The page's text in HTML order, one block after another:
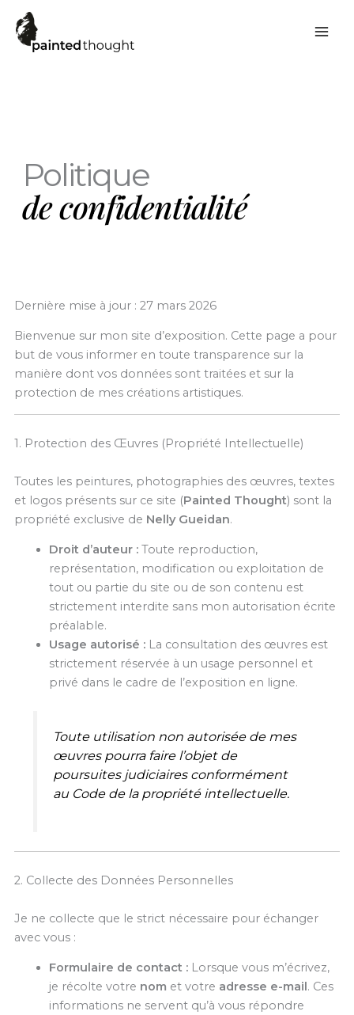
contenu
Politique
de confidentialité
Dernière mise à jour : 27 mars 2026
Bienvenue sur mon site d’exposition. Cette page a pour
but de vous informer en toute transparence sur la
manière dont vos données sont traitées et sur la
protection de mes créations artistiques.
1. Protection des Œuvres (Propriété Intellectuelle)
Toutes les peintures, photographies des œuvres, textes
et logos présents sur ce site (Painted Thought) sont la
propriété exclusive de Nelly Gueidan.
Droit d’auteur :Toute reproduction,
représentation, modification ou exploitation de
tout ou partie du site ou de son contenu est
strictement interdite sans mon autorisation écrite
préalable.
Usage autorisé :La consultation des œuvres est
strictement réservée à un usage personnel et
privé dans le cadre de l’exposition en ligne.
Toute utilisation non autorisée de mes
œuvres pourra faire l’objet de
poursuites judiciaires conformément
au Code de la propriété intellectuelle.
2. Collecte des Données Personnelles
Je ne collecte que le strict nécessaire pour échanger
avec vous :
Formulaire de contact :Lorsque vous m’écrivez,
je récolte votre nom et votre adresse e-mail. Ces
informations ne servent qu’à vous répondre